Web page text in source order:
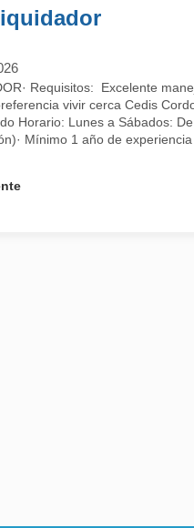
Requisitos: Excelente
vivir cerca Cedis
Horario: Lunes a Sábados:
Mínimo 1 año de